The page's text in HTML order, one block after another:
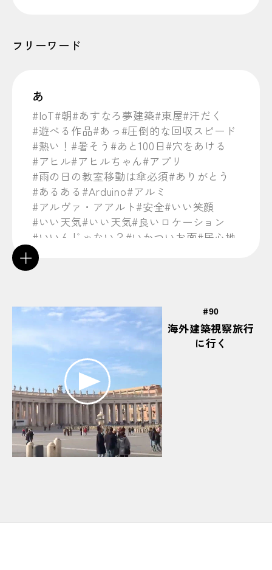
フリーワード
あ
#IoT#朝#あすなろ夢建築#東屋#汗だく
#遊べる作品#あっ #圧倒的な回収スピード
#熱い！ #暑そう #あと100日 #穴をあける
#アヒル#アヒルちゃん#アプリ
#雨の日の教室移動は傘必須#ありがとう
#あるある #Arduino#アルミ
#アルヴァ・アアルト#安全#いい笑顔
#いい天気#いい天気#良いロケーション
#いいんじゃない？ #いかついお面#居心地
#イタリア
#行ってみたい
#インテリアコーディネーター
#薄く削る
#うまくできたときの達成感#梅田#裏技
#嬉しそう
#ええ音＃Excel
#エコキュート
#エコマイチャレンジ
#エスキス#x軸#エンジン
#大川沿い
#大阪北区中津まちづくりプロジェクト
#OCTWALKER#OCTは団体優勝も獲得！
#OCTフォトスタジオ(検図室)
#大西先生にアドバイスをもらう
#親方がしっかり監督中
＋
#90
海外建築視察旅行
に行く